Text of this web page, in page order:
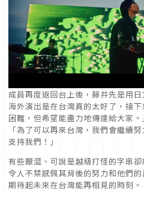
成員再度返回台上後，藤井先是用
海外演出是在台灣真的太好了，接
困難，但希望能盡力地傳達給大家
「為了可以再來台灣，我們會繼續
支持我們！」
有些艱澀、可說是越級打怪的字串卻
令人不禁感佩其背後的努力和他們
期待起未來在台灣能再相見的時刻。